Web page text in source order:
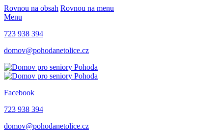
Rovnou na obsah Rovnou na menu
Menu
723 938 394
domov@pohodanetolice.cz
Facebook
723 938 394
domov@pohodanetolice.cz